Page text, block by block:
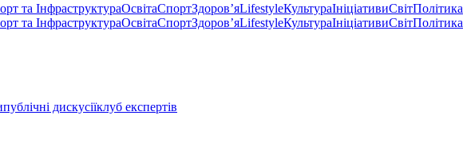
та ІнфраструктураОсвітаСпортЗдоровʼяLifestyleКультураІніціативиСвітПолітика
та ІнфраструктураОсвітаСпортЗдоровʼяLifestyleКультураІніціативиСвітПолітика
публічні дискусіїклуб експертів